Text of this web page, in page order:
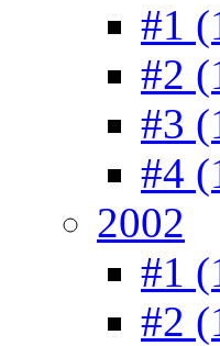
#1
#2
#3
#4
2002
#1
#2